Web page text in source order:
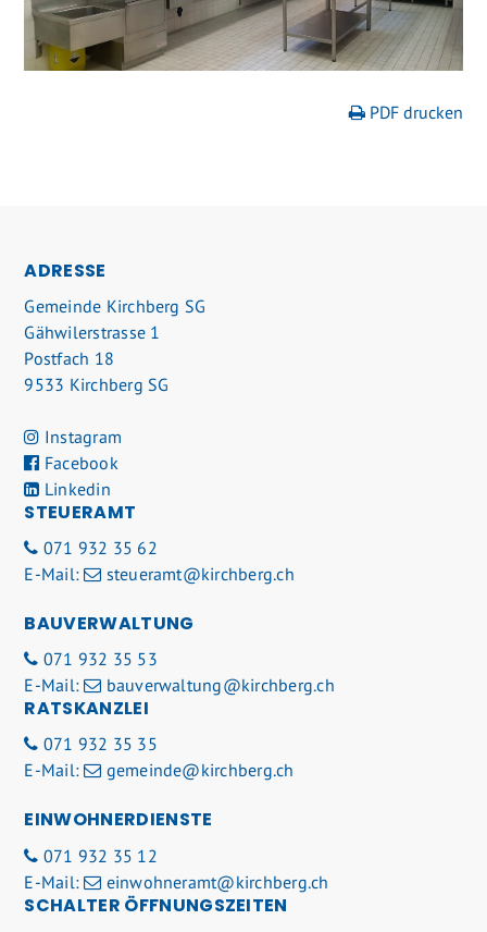
PDF drucken
ADRESSE
Gemeinde Kirchberg SG
Gähwilerstrasse 1
Postfach 18
9533 Kirchberg SG
Instagram
Facebook
Linkedin
STEUERAMT
071 932 35 62
E-Mail:
steueramt@kirchberg.ch
BAUVERWALTUNG
071 932 35 53
E-Mail:
bauverwaltung@kirchberg.ch
RATSKANZLEI
071 932 35 35
E-Mail:
gemeinde@kirchberg.ch
EINWOHNERDIENSTE
071 932 35 12
E-Mail:
einwohneramt@kirchberg.ch
SCHALTER ÖFFNUNGSZEITEN